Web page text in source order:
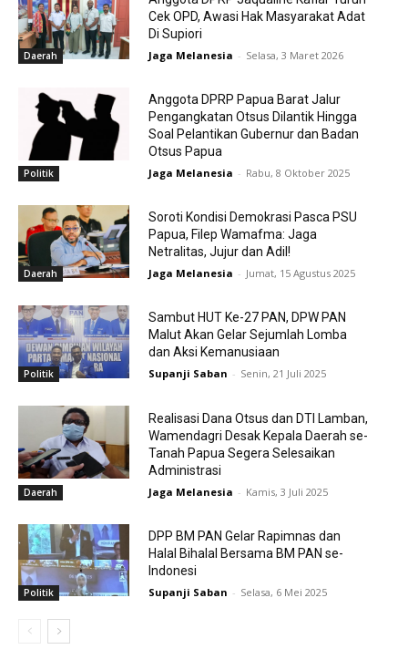
Daerah
Cek OPD, Awasi Hak Masyarakat Adat
Di Supiori
Jaga Melanesia - Selasa, 3 Maret 2026
Politik
Anggota DPRP Papua Barat Jalur
Pengangkatan Otsus Dilantik Hingga
Soal Pelantikan Gubernur dan Badan
Otsus Papua
Jaga Melanesia - Rabu, 8 Oktober 2025
Daerah
Soroti Kondisi Demokrasi Pasca PSU
Papua, Filep Wamafma: Jaga
Netralitas, Jujur dan Adil!
Jaga Melanesia - Jumat, 15 Agustus 2025
Politik
Sambut HUT Ke-27 PAN, DPW PAN
Malut Akan Gelar Sejumlah Lomba
dan Aksi Kemanusiaan
Supanji Saban - Senin, 21 Juli 2025
Daerah
Realisasi Dana Otsus dan DTI Lamban,
Wamendagri Desak Kepala Daerah se-
Tanah Papua Segera Selesaikan
Administrasi
Jaga Melanesia - Kamis, 3 Juli 2025
Politik
DPP BM PAN Gelar Rapimnas dan
Halal Bihalal Bersama BM PAN se-
Indonesi
Supanji Saban - Selasa, 6 Mei 2025